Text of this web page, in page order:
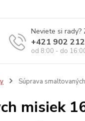
Neviete si rady?
+421 902
od 8:00 - do
Súprava
misiek